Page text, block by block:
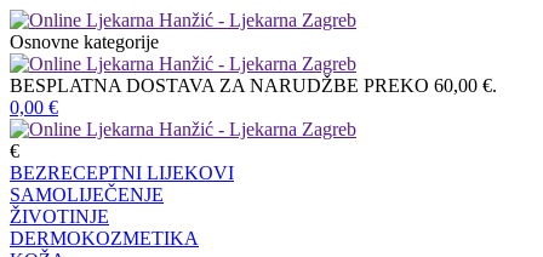
Osnovne kategorije
BESPLATNA DOSTAVA ZA NARUDŽBE PREKO 60,00 €.
0,00 €
€
BEZRECEPTNI LIJEKOVI
SAMOLIJEČENJE
ŽIVOTINJE
DERMOKOZMETIKA